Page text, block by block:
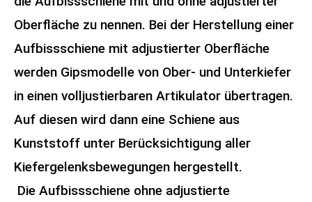
Oberfläche zu nennen. Bei der Herstellung einer
Aufbissschiene mit adjustierter Oberfläche
werden Gipsmodelle von Ober- und Unterkiefer
in einen volljustierbaren Artikulator übertragen.
Auf diesen wird dann eine Schiene aus
Kunststoff unter Berücksichtigung aller
Kiefergelenksbewegungen hergestellt.
Die Aufbissschiene ohne adjustierte